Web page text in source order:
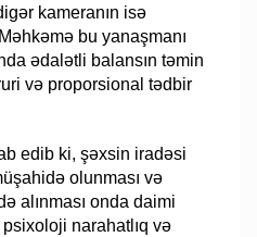
kameranın isə
bu yanaşmanı
ədalətli balansın təmin
və proporsional tədbir
edib ki, şəxsin iradəsi
olunması və
alınması onda daimi
narahatlıq və